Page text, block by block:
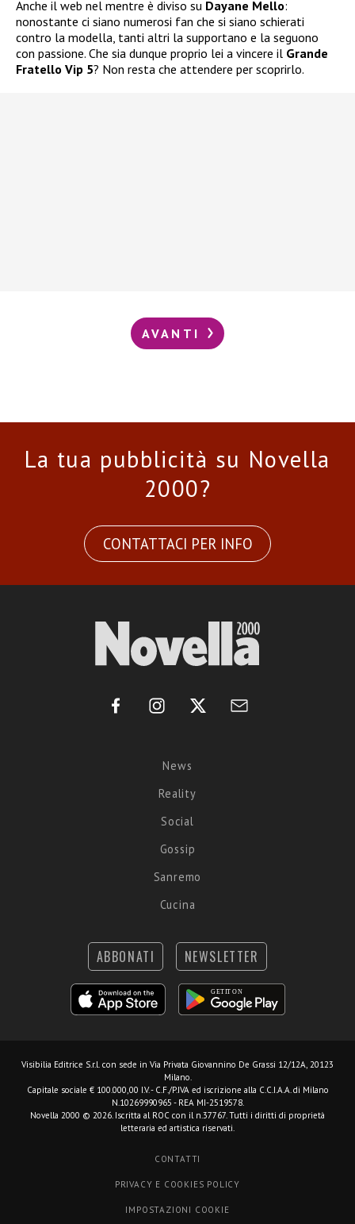
Anche il web nel mentre è diviso su Dayane Mello:
nonostante ci siano numerosi fan che si siano schierati
contro la modella, tanti altri la supportano e la seguono
con passione. Che sia dunque proprio lei a vincere il Grande
Fratello Vip 5? Non resta che attendere per scoprirlo.
AVANTI
La tua pubblicità su Novella
2000?
CONTATTACI PER INFO
News
Reality
Social
Gossip
Sanremo
Cucina
ABBONATI NEWSLETTER
Visibilia Editrice S.r.l. con sede in Via Privata Giovannino De Grassi 12/12A, 20123
Milano.
Capitale sociale € 100.000,00 I.V. - C.F./P.IVA ed iscrizione alla C.C.I.A.A. di Milano
N.10269990965 - REA MI-2519578.
Novella 2000 © 2026. Iscritta al ROC con il n.37767. Tutti i diritti di proprietà
letteraria ed artistica riservati.
CONTATTI
PRIVACY E COOKIES POLICY
IMPOSTAZIONI COOKIE